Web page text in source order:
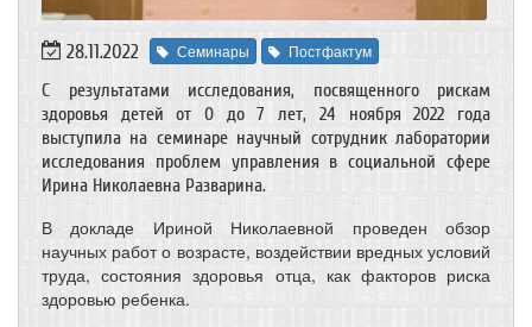
28.11.2022 Семинары Постфактум
С результатами исследования, посвященного рискам
здоровья детей от 0 до 7 лет, 24 ноября 2022 года
выступила на семинаре научный сотрудник лаборатории
исследования проблем управления в социальной сфере
Ирина Николаевна Разварина.
В докладе Ириной Николаевной проведен обзор
научных работ о возрасте, воздействии вредных условий
труда, состояния здоровья отца, как факторов риска
здоровью ребенка.